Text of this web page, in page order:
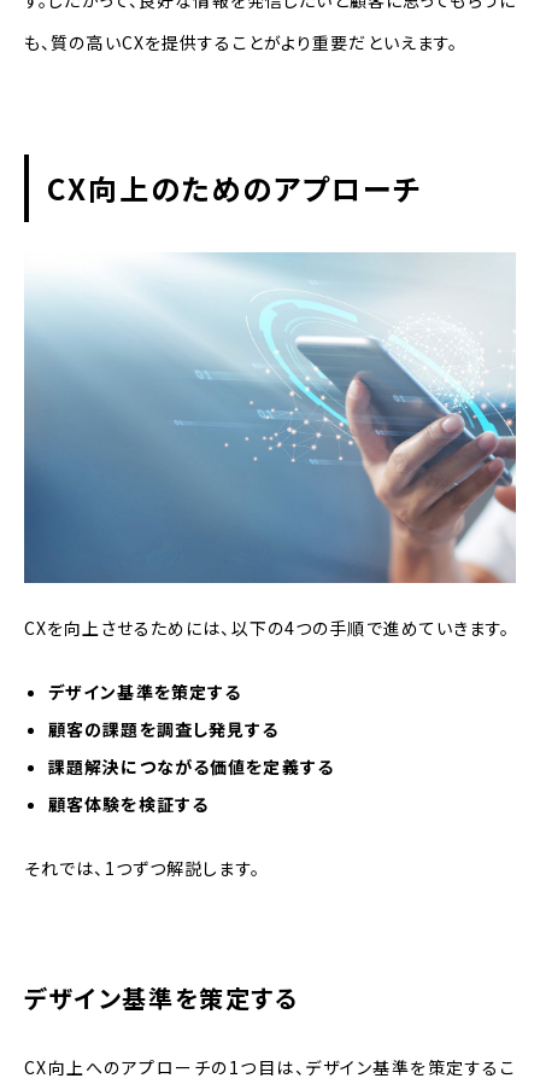
も、質の高いCXを提供することがより重要だといえます。
CX向上のためのアプローチ
CXを向上させるためには、以下の4つの手順で進めていきます。
デザイン基準を策定する
顧客の課題を調査し発見する
課題解決につながる価値を定義する
顧客体験を検証する
それでは、1つずつ解説します。
デザイン基準を策定する
CX向上へのアプローチの1つ目は、デザイン基準を策定するこ